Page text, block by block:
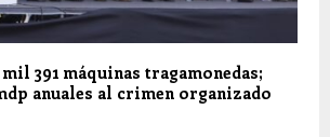
391 máquinas tragamonedas;
anuales al crimen organizado